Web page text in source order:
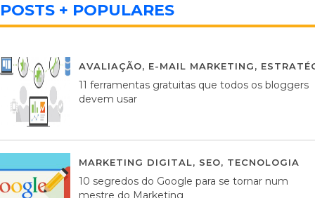
POSTS + POPULARES
AVALIAÇÃO, E-MAIL MARKETING,
11 ferramentas gratuitas que todos os bloggers
devem usar
MARKETING DIGITAL, SEO, TECNOLOGIA
10 segredos do Google para se tornar num
mestre do Marketing